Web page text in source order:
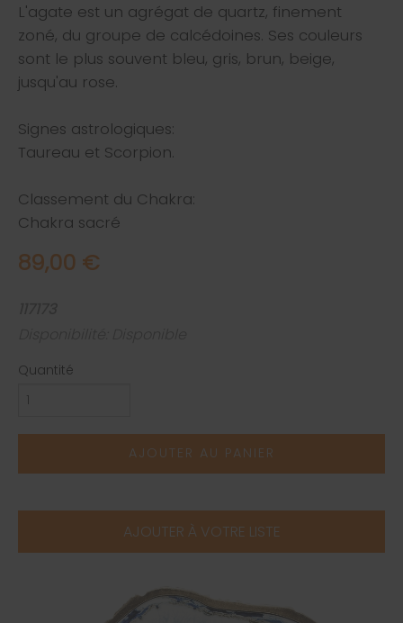
L'agate est un agrégat de quartz, finement
zoné, du groupe de calcédoines. Ses couleurs
sont le plus souvent bleu, gris, brun, beige,
jusqu'au rose.
Signes astrologiques:
Taureau et Scorpion.
Classement du Chakra:
Chakra sacré
89,00 €
Quantité
AJOUTER AU PANIER
AJOUTER À VOTRE LISTE